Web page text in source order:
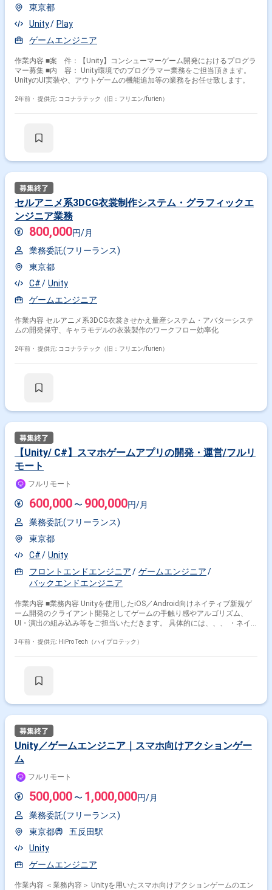
東京都
Unity
Play
ゲームエンジニア
作業内容 ■案 件：【Unity】コンシューマーゲーム開発におけるプログラ
マー募集 ■内 容： Unity環境でのプログラマー業務をご担当頂きます。
UnityのUI実装や、アウトゲームの機能追加等の業務をお任せ致します。
2年前・ 提供元: ココナラテック（旧：フリエン/furien）
セルアニメ系3DCG衣裳制作システム・グラフィックエ
ンジニア業務
800,000円/月
業務委託(フリーランス)
東京都
C#
Unity
ゲームエンジニア
作業内容 セルアニメ系3DCG衣裳きせかえ量産システム・アバターシステ
ムの開発保守、キャラモデルの衣装製作のワークフロー効率化
2年前・ 提供元: ココナラテック（旧：フリエン/furien）
【Unity/ C#】スマホゲームアプリの開発・運営/フルリ
モート
フルリモート
600,000 〜 900,000円/月
業務委託(フリーランス)
東京都
C#
Unity
フロントエンドエンジニア
ゲームエンジニア
バックエンドエンジニア
作業内容 ■業務内容 Unityを使用したiOS／Android向けネイティブ新規ゲ
ーム開発のクライアント開発としてゲームの手触り感やアルゴリズム、
UI・演出の組み込み等をご担当いただきます。 具体的には、、、 ・ネイ
／運用 ・新規イベント/機能の実装/運用 ・既存機能改善 ・開発環境の改
3年前・ 提供元: HiPro Tech（ハイプロテック）
Unity／ゲームエンジニア｜スマホ向けアクションゲー
ム
フルリモート
500,000 〜 1,000,000円/月
業務委託(フリーランス)
東京都
五反田駅
Unity
ゲームエンジニア
作業内容 ＜業務内容＞ Unityを用いたスマホ向けアクションゲームのエン